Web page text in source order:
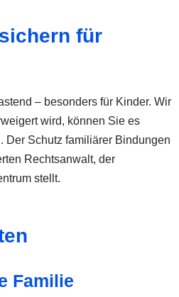
für
– besonders für Kinder. Wir
wird, können Sie es
Der Schutz familiärer Bindungen
Rechtsanwalt, der
stellt.
Familie